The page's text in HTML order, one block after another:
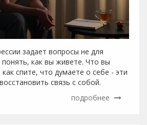
задает вопросы не для
как вы живете. Что вы
спите, что думаете о себе - эти
связь с собой.
подробнее